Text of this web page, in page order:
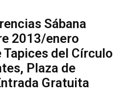
Sábana
2013/enero
Tapices del Círculo
Plaza de
Gratuita